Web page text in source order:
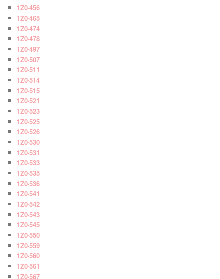
1Z0-456
1Z0-465
1Z0-474
1Z0-478
1Z0-497
1Z0-507
1Z0-511
1Z0-514
1Z0-515
1Z0-521
1Z0-523
1Z0-525
1Z0-526
1Z0-530
1Z0-531
1Z0-533
1Z0-535
1Z0-536
1Z0-541
1Z0-542
1Z0-543
1Z0-545
1Z0-550
1Z0-559
1Z0-560
1Z0-561
1Z0-567